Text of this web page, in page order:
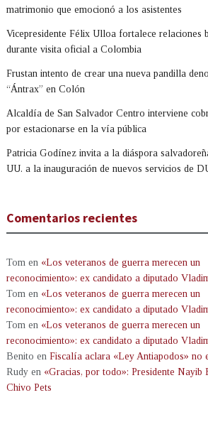
matrimonio que emocionó a los asistentes
Vicepresidente Félix Ulloa fortalece relaciones
durante visita oficial a Colombia
Frustan intento de crear una nueva pandilla
“Ántrax” en Colón
Alcaldía de San Salvador Centro interviene
por estacionarse en la vía pública
Patricia Godínez invita a la diáspora
UU. a la inauguración de nuevos servicios de
Comentarios recientes
Tom en «Los veteranos de guerra merecen un
reconocimiento»: ex candidato a diputado
Tom en «Los veteranos de guerra merecen un
reconocimiento»: ex candidato a diputado
Tom en «Los veteranos de guerra merecen un
reconocimiento»: ex candidato a diputado
Benito en Fiscalía aclara «Ley Antiapodos» no
Rudy en «Gracias, por todo»: Presidente Nayib
Chivo Pets